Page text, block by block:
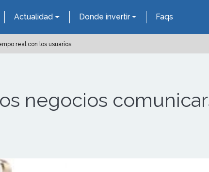
Actualidad Donde invertir Faqs
real con los usuarios
negocios